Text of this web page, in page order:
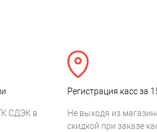
СДЭК в
Регистрация касс за
Не выходя из
скидкой при заказе